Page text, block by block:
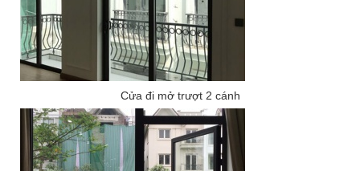
Cửa đi mở trượt 2 cánh